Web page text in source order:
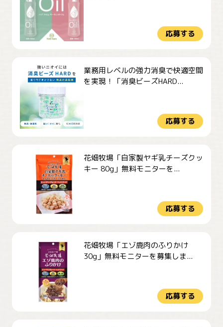
応募する
業務用レベルの強力消臭で快適空間
を実現！「消臭ビーズHARD...
応募する
花畑牧場「自家製ヤギ乳チーズクッ
キー 80g」無料モニターを...
応募する
花畑牧場「エゾ鹿肉のふりかけ
30g」無料モニターを募集しま...
応募する